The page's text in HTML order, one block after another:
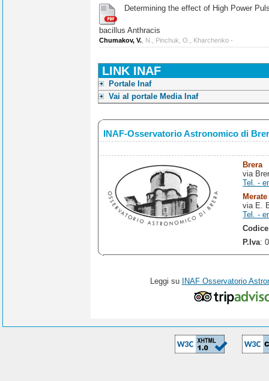
Determining the effect of High Power
bacillus Anthracis
Chumakov, V. , N., Pinchuk, O., Kharchenko -
LINK INAF
Portale Inaf
Vai al portale Media Inaf
INAF-Osservatorio Astronomico di
Brera
via
Tel. -
Merate
via E.
Tel. -
P.Iva:
Leggi su INAF Osservatorio